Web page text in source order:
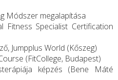
Módszer megalapítása
Specialist Certification
Jumpplus World (Kőszeg)
(FitCollege, Budapest)
képzés (Bene Máté